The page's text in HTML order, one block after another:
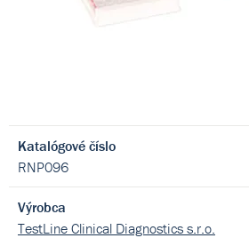
Katalógové číslo
RNP096
Výrobca
TestLine Clinical Diagnostics s.r.o.